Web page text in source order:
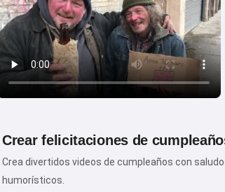
Crear felicitaciones de
Crea divertidos videos de cumpleaños con
humorísticos.